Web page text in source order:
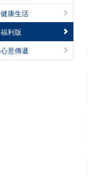
健康生活
福利版
心意傳遞